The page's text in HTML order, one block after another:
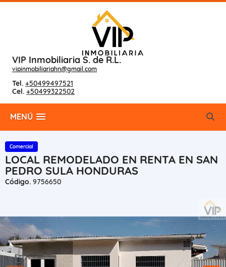
VIP Inmobiliaria S. de R.L.
vipinmobiliariahn@gmail.com
Tel. +50499497521
Cel. +50499322502
MENÚ
Comercial
LOCAL REMODELADO EN RENTA EN SAN
PEDRO SULA HONDURAS
Código. 9756650